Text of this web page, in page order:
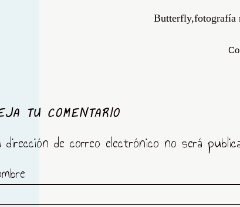
Butterfly,fotografía
TU COMENTARIO
dirección de correo electrónico no será